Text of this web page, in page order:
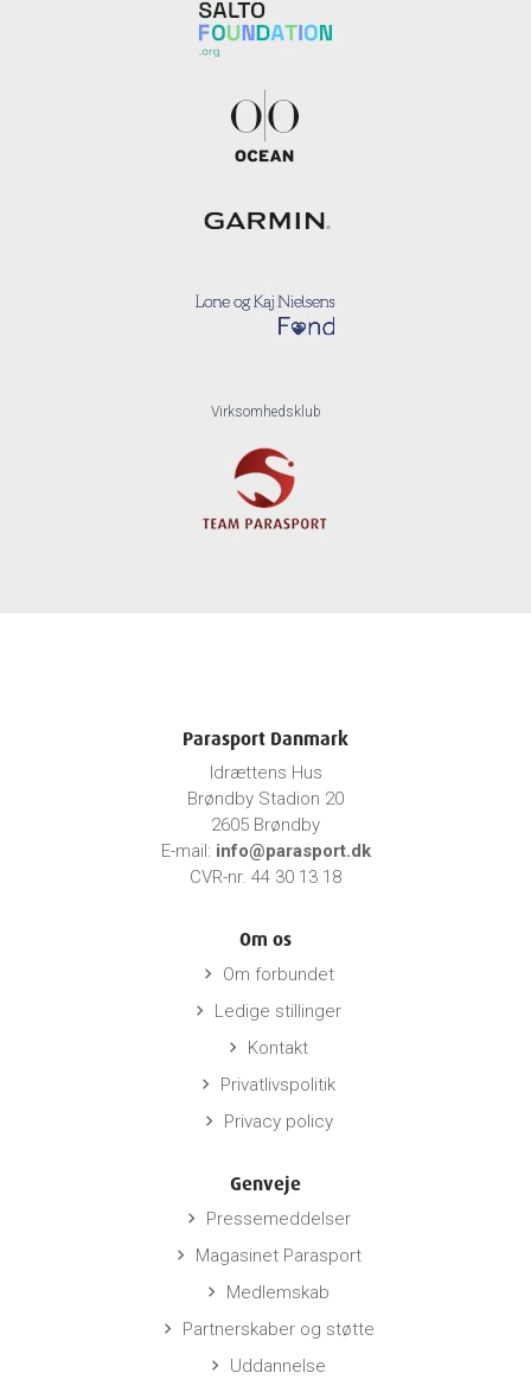
Virksomhedsklub
Parasport Danmark
Idrættens Hus
Brøndby Stadion 20
2605 Brøndby
E-mail: info@parasport.dk
CVR-nr. 44 30 13 18
Om os
keyboard_arrow_right Om forbundet
keyboard_arrow_right Ledige stillinger
keyboard_arrow_right Kontakt
keyboard_arrow_right Privatlivspolitik
keyboard_arrow_right Privacy policy
Genveje
keyboard_arrow_right Pressemeddelser
keyboard_arrow_right Magasinet Parasport
keyboard_arrow_right Medlemskab
keyboard_arrow_right Partnerskaber og støtte
keyboard_arrow_right Uddannelse